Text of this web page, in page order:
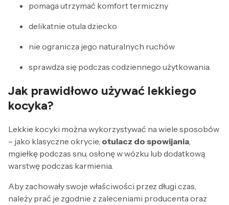
pomaga utrzymać komfort termiczny
delikatnie otula dziecko
nie ogranicza jego naturalnych ruchów
sprawdza się podczas codziennego użytkowania.
Jak prawidłowo używać lekkiego
kocyka?
Lekkie kocyki można wykorzystywać na wiele sposobów
– jako klasyczne okrycie, otulacz do spowijania,
mgiełkę podczas snu, osłonę w wózku lub dodatkową
warstwę podczas karmienia.
Aby zachowały swoje właściwości przez długi czas,
należy prać je zgodnie z zaleceniami producenta oraz